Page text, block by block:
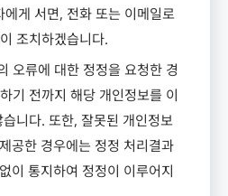
에게 서면, 전화 또는 이메일로
조치하겠습니다.
오류에 대한 정정을 요청한 경
기 전까지 해당 개인정보를 이
니다. 또한, 잘못된 개인정보
공한 경우에는 정정 처리결과
이 통지하여 정정이 이루어지